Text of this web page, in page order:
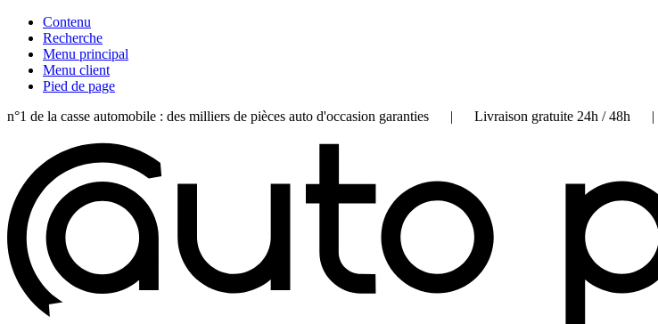
Contenu
Recherche
Menu principal
Menu client
Pied de page
n°1 de la casse automobile : des milliers de pièces auto d'occasion garanties | Livraison gratuite 24h /